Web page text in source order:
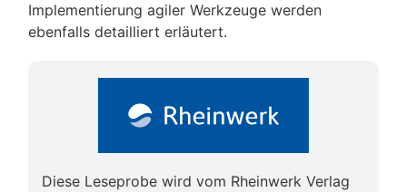
Implementierung agiler Werkzeuge werden
ebenfalls detailliert erläutert​​.
Diese Leseprobe wird vom Rheinwerk Verlag